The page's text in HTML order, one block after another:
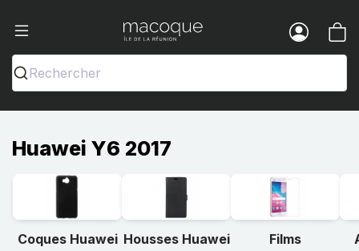
Ma Coque - Coques et Accessoires
Rechercher
Huawei Y6 2017
Coques Huawei Housses Huawei
Films